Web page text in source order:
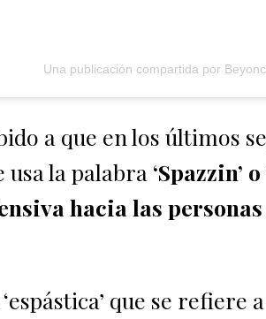
Una publicación compartida por
a que en los últimos
usa la palabra ‘Spazzin’ o
hacia las
que se refiere